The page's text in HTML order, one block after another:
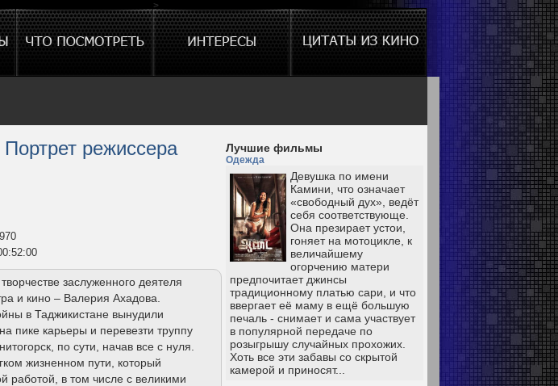
>
режиссера
заслуженного деятеля
и кино – Валерия Ахадова.
в Таджикистане вынудили
пике карьеры и перевезти труппу
по сути, начав все с нуля.
жизненном пути, который
работой, в том числе с великими
Лучшие фильмы
Одежда
Девушка по имени
Камини, что означает
«свободный дух», ведёт
себя соответствующе.
Она презирает устои,
гоняет на мотоцикле, к
величайшему
огорчению матери
предпочитает джинсы
традиционному платью сари, и что
ввергает её маму в ещё большую
печаль - снимает и сама участвует
в популярной передаче по
розыгрышу случайных прохожих.
Хоть все эти забавы со скрытой
камерой и приносят...